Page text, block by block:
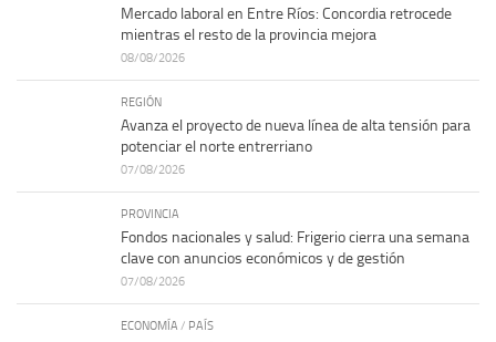
Mercado laboral en Entre Ríos: Concordia retrocede
mientras el resto de la provincia mejora
08/08/2026
REGIÓN
Avanza el proyecto de nueva línea de alta tensión para
potenciar el norte entrerriano
07/08/2026
PROVINCIA
Fondos nacionales y salud: Frigerio cierra una semana
clave con anuncios económicos y de gestión
07/08/2026
ECONOMÍA / PAÍS